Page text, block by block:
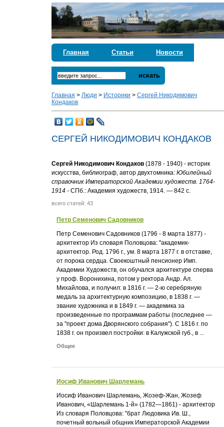
Главная Статьи Новости
искать
Главная >Люди > Историки >Сергей Никодимович
Кондаков
СЕРГЕЙ НИКОДИМОВИЧ КОНДАКОВ
Сергей Никодимович Кондаков (1878 - 1940) - историк
искусства, библиограф, автор двухтомника:Юбилейный
справочник Императорской Академии художеств. 1764-
1914 -СПб.: Академия художеств, 1914. — 842 с.
всего статей: 43
Петр Семенович Садовников
Петр Семенович Садовников (1796 - 8 марта 1877) -
архитектор Из словаря Половцова: "академик-
архитектор. Род. 1796 г., ум. 8 марта 1877 г. в отставке,
от порока сердца. Своекоштный пенсионер Имп.
Академии Художеств, он обучался архитектуре сперва
у проф. Воронихина, потом у ректора Андр. Ал.
Михайлова, и получил: в 1816 г. — 2-ю серебряную
медаль за архитектурную композицию, в 1838 г. —
звание художника и в 1849 г. — академика за
произведенные по программам работы (последнее —
за "проект дома Дворянского собрания"). С 1816 г. по
1838 г. он произвел постройки: в Калужской губ., в ...
Общее
Иосиф Иванович Шарлемань
Иосиф Иванович Шарлемань, Жозеф-Жан, Жозеф
Иванович, «Шарлемань 1-й» (1782—1861) - архитектор
Из словаря Половцова: "брат Людовика Ив. Ш.,
почетный вольный общник Императорской Академии